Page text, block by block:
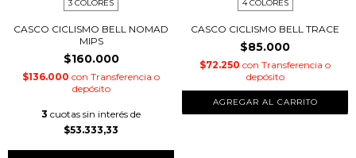
3 COLORES
CASCO CICLISMO BELL NOMAD
MIPS
$160.000
$136.000 con Transferencia o
depósito
3 cuotas sin interés de
$53.333,33
4 COLORES
CASCO CICLISMO BELL TRACE
$85.000
$72.250 con Transferencia o
depósito
AGREGAR AL CARRITO